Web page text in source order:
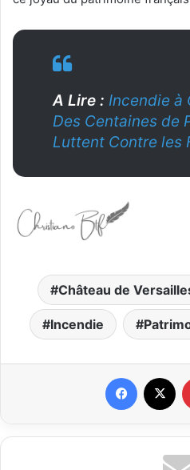
A Lire : Incendie à
Des Centaines de
Luttent Contre les
Château de
Incendie